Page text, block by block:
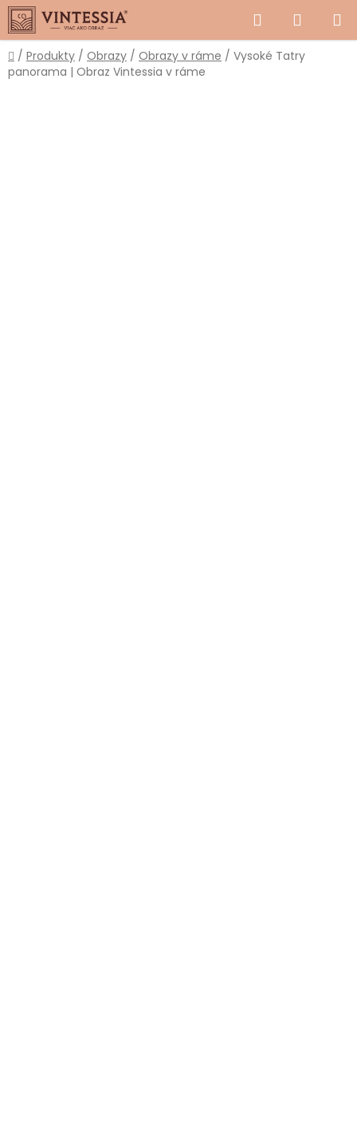
Prejsť
na
obsah
Hľadať
KOŠÍK
Domov
/ Produkty / Obrazy / Obrazy v ráme / Vysoké Tatry
panorama | Obraz Vintessia v ráme